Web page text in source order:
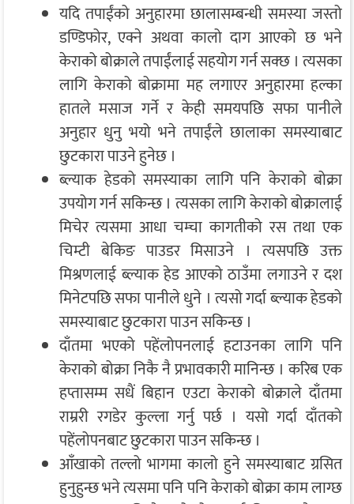
यदि तपाईंको अनुहारमा छालासम्बन्धी समस्या जस्तो
डण्डिफोर, एक्ने अथवा कालो दाग आएको छ भने
केराको बोक्राले तपाईंलाई सहयोग गर्न सक्छ । त्यसका
लागि केराको बोक्रामा मह लगाएर अनुहारमा हल्का
हातले मसाज गर्ने र केही समयपछि सफा पानीले
अनुहार धुनु भयो भने तपाईंले छालाका समस्याबाट
छुटकारा पाउने हुनेछ ।
ब्ल्याक हेडको समस्याका लागि पनि केराको बोक्रा
उपयोग गर्न सकिन्छ । त्यसका लागि केराको बोक्रालाई
मिचेर त्यसमा आधा चम्चा कागतीको रस तथा एक
चिम्टी बेकिङ पाउडर मिसाउने । त्यसपछि उक्त
मिश्रणलाई ब्ल्याक हेड आएको ठाउँमा लगाउने र दश
मिनेटपछि सफा पानीले धुने । त्यसो गर्दा ब्ल्याक हेडको
समस्याबाट छुटकारा पाउन सकिन्छ ।
दाँतमा भएको पहेंलोपनलाई हटाउनका लागि पनि
केराको बोक्रा निकै नै प्रभावकारी मानिन्छ । करिब एक
हप्तासम्म सधैं बिहान एउटा केराको बोक्राले दाँतमा
राम्ररी रगडेर कुल्ला गर्नु पर्छ । यसो गर्दा दाँतको
पहेंलोपनबाट छुटकारा पाउन सकिन्छ ।
आँखाको तल्लो भागमा कालो हुने समस्याबाट ग्रसित
हुनुहुन्छ भने त्यसमा पनि पनि केराको बोक्रा काम लाग्छ